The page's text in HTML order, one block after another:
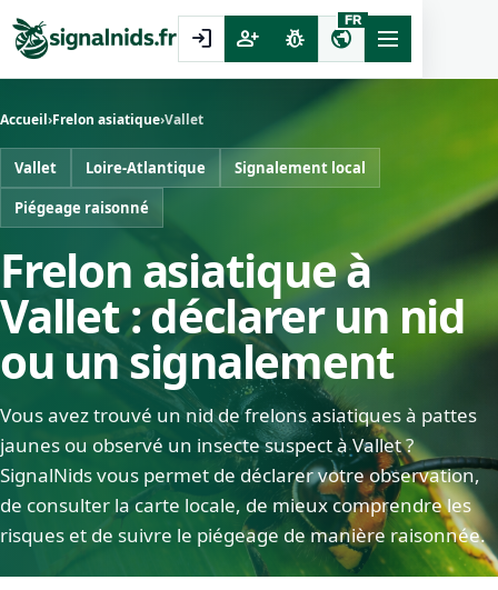
login person_add pest_control public
FR
Accueil›Frelon asiatique›Vallet
Vallet Loire-Atlantique
Signalement local
Piégeage raisonné
Frelon asiatique à
Vallet : déclarer un nid
ou un signalement
Vous avez trouvé un nid de frelons asiatiques à pattes
jaunes ou observé un insecte suspect à Vallet ?
SignalNids vous permet de déclarer votre observation,
de consulter la carte locale, de mieux comprendre les
risques et de suivre le piégeage de manière raisonnée.